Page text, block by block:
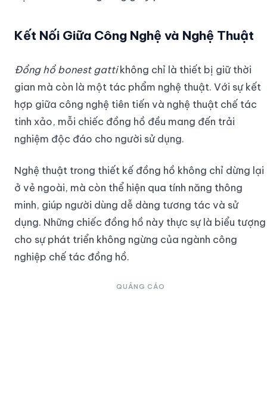
Kết Nối Giữa Công Nghệ và Nghệ Thuật
Đồng hồ bonest gattikhông chỉ là thiết bị giữ thời
gian mà còn là một tác phẩm nghệ thuật. Với sự kết
hợp giữa công nghệ tiên tiến và nghệ thuật chế tác
tinh xảo, mỗi chiếc đồng hồ đều mang đến trải
nghiệm độc đáo cho người sử dụng.
Nghệ thuật trong thiết kế đồng hồ không chỉ dừng lại
ở vẻ ngoài, mà còn thể hiện qua tính năng thông
minh, giúp người dùng dễ dàng tương tác và sử
dụng. Những chiếc đồng hồ này thực sự là biểu tượng
cho sự phát triển không ngừng của ngành công
nghiệp chế tác đồng hồ.
QUẢNG CÁO